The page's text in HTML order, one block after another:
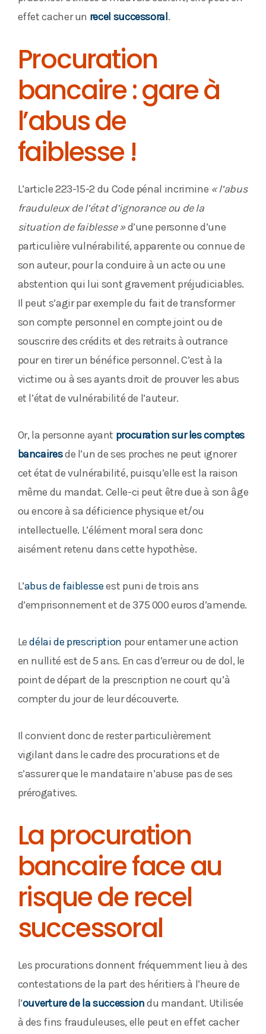
effet cacher un recel successoral.
Procuration
bancaire : gare à
l’abus de
faiblesse !
L’article 223-15-2 du Code pénal incrimine « l’abus
frauduleux de l’état d’ignorance ou de la
situation de faiblesse »d’une personne d’une
particulière vulnérabilité, apparente ou connue de
son auteur, pour la conduire à un acte ou une
abstention qui lui sont gravement préjudiciables.
Il peut s’agir par exemple du fait de transformer
son compte personnel en compte joint ou de
souscrire des crédits et des retraits à outrance
pour en tirer un bénéfice personnel. C’est à la
victime ou à ses ayants droit de prouver les abus
et l’état de vulnérabilité de l’auteur.
Or, la personne ayant procuration sur les comptes
bancairesde l’un de ses proches ne peut ignorer
cet état de vulnérabilité, puisqu’elle est la raison
même du mandat. Celle-ci peut être due à son âge
ou encore à sa déficience physique et/ou
intellectuelle. L’élément moral sera donc
aisément retenu dans cette hypothèse.
L’abus de faiblesseest puni de trois ans
d’emprisonnement et de 375 000 euros d’amende.
Ledélai de prescription pour entamer une action
en nullité est de 5 ans. En cas d’erreur ou de dol, le
point de départ de la prescription ne court qu’à
compter du jour de leur découverte.
Il convient donc de rester particulièrement
vigilant dans le cadre des procurations et de
s’assurer que le mandataire n’abuse pas de ses
prérogatives.
La procuration
bancaire face au
risque de recel
successoral
Les procurations donnent fréquemment lieu à des
contestations de la part des héritiers à l’heure de
l’ouverture de la successiondu mandant. Utilisée
à des fins frauduleuses, elle peut en effet cacher